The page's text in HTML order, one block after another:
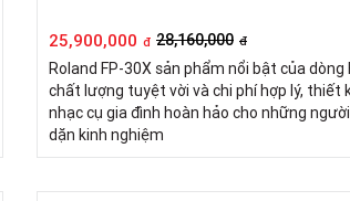
25,900,000 đ 28,160,000 đ
Roland FP-30X sản phẩm nổi bật của dòng
chất lượng tuyệt vời và chi phí hợp lý, thiết
nhạc cụ gia đình hoàn hảo cho những
dặn kinh nghiệm